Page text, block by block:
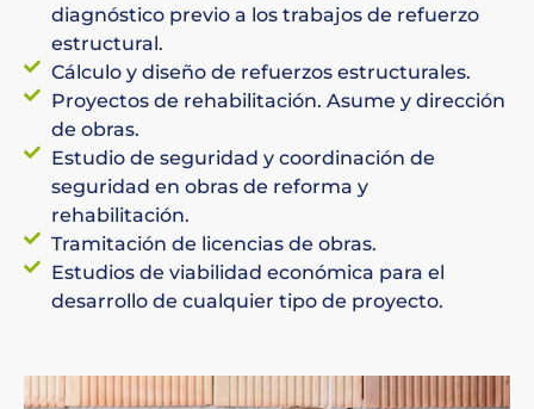
diagnóstico previo a los trabajos de refuerzo
estructural.
Cálculo y diseño de refuerzos estructurales.
Proyectos de rehabilitación. Asume y dirección
de obras.
Estudio de seguridad y coordinación de
seguridad en obras de reforma y
rehabilitación.
Tramitación de licencias de obras.
Estudios de viabilidad económica para el
desarrollo de cualquier tipo de proyecto.